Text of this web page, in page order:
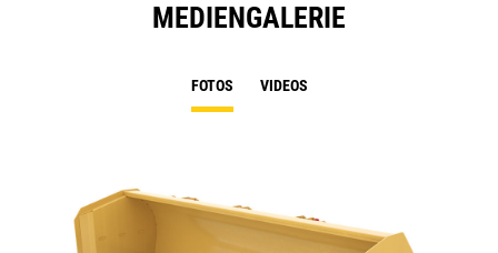
MEDIENGALERIE
FOTOS VIDEOS